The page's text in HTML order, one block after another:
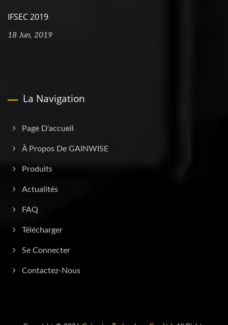
IFSEC 2019
18 Jun, 2019
La Navigation
Page D'accueil
À Propos De GAINWISE
Produits
Actualités
FAQ
Télécharger
Se Connecter
Contactez-Nous